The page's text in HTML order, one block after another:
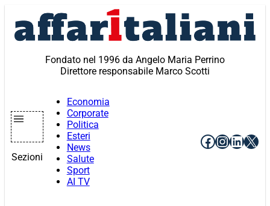
contenuto
Fondato nel 1996 da Angelo Maria Perrino
Direttore responsabile Marco Scotti
Sezioni
Economia
Corporate
Politica
Esteri
News
Salute
Sport
AI TV
Facebook
X